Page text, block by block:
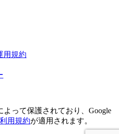
用規約
よって保護されており、Google
利用規約が適用されます。